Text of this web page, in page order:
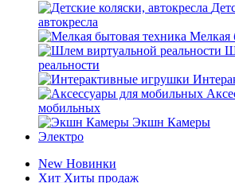
автокресла
Мелкая
реальности
мобильных
Экшн Камеры
Электро
New Новинки
Хит Хиты продаж